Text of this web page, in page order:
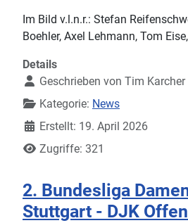
Im Bild v.l.n.r.: Stefan
Boehler, Axel Lehmann, Tom
Details
Geschrieben von Tim Karcher
Kategorie: News
Erstellt: 19. April 2026
Zugriffe: 321
2. Bundesliga
Stuttgart - DJK